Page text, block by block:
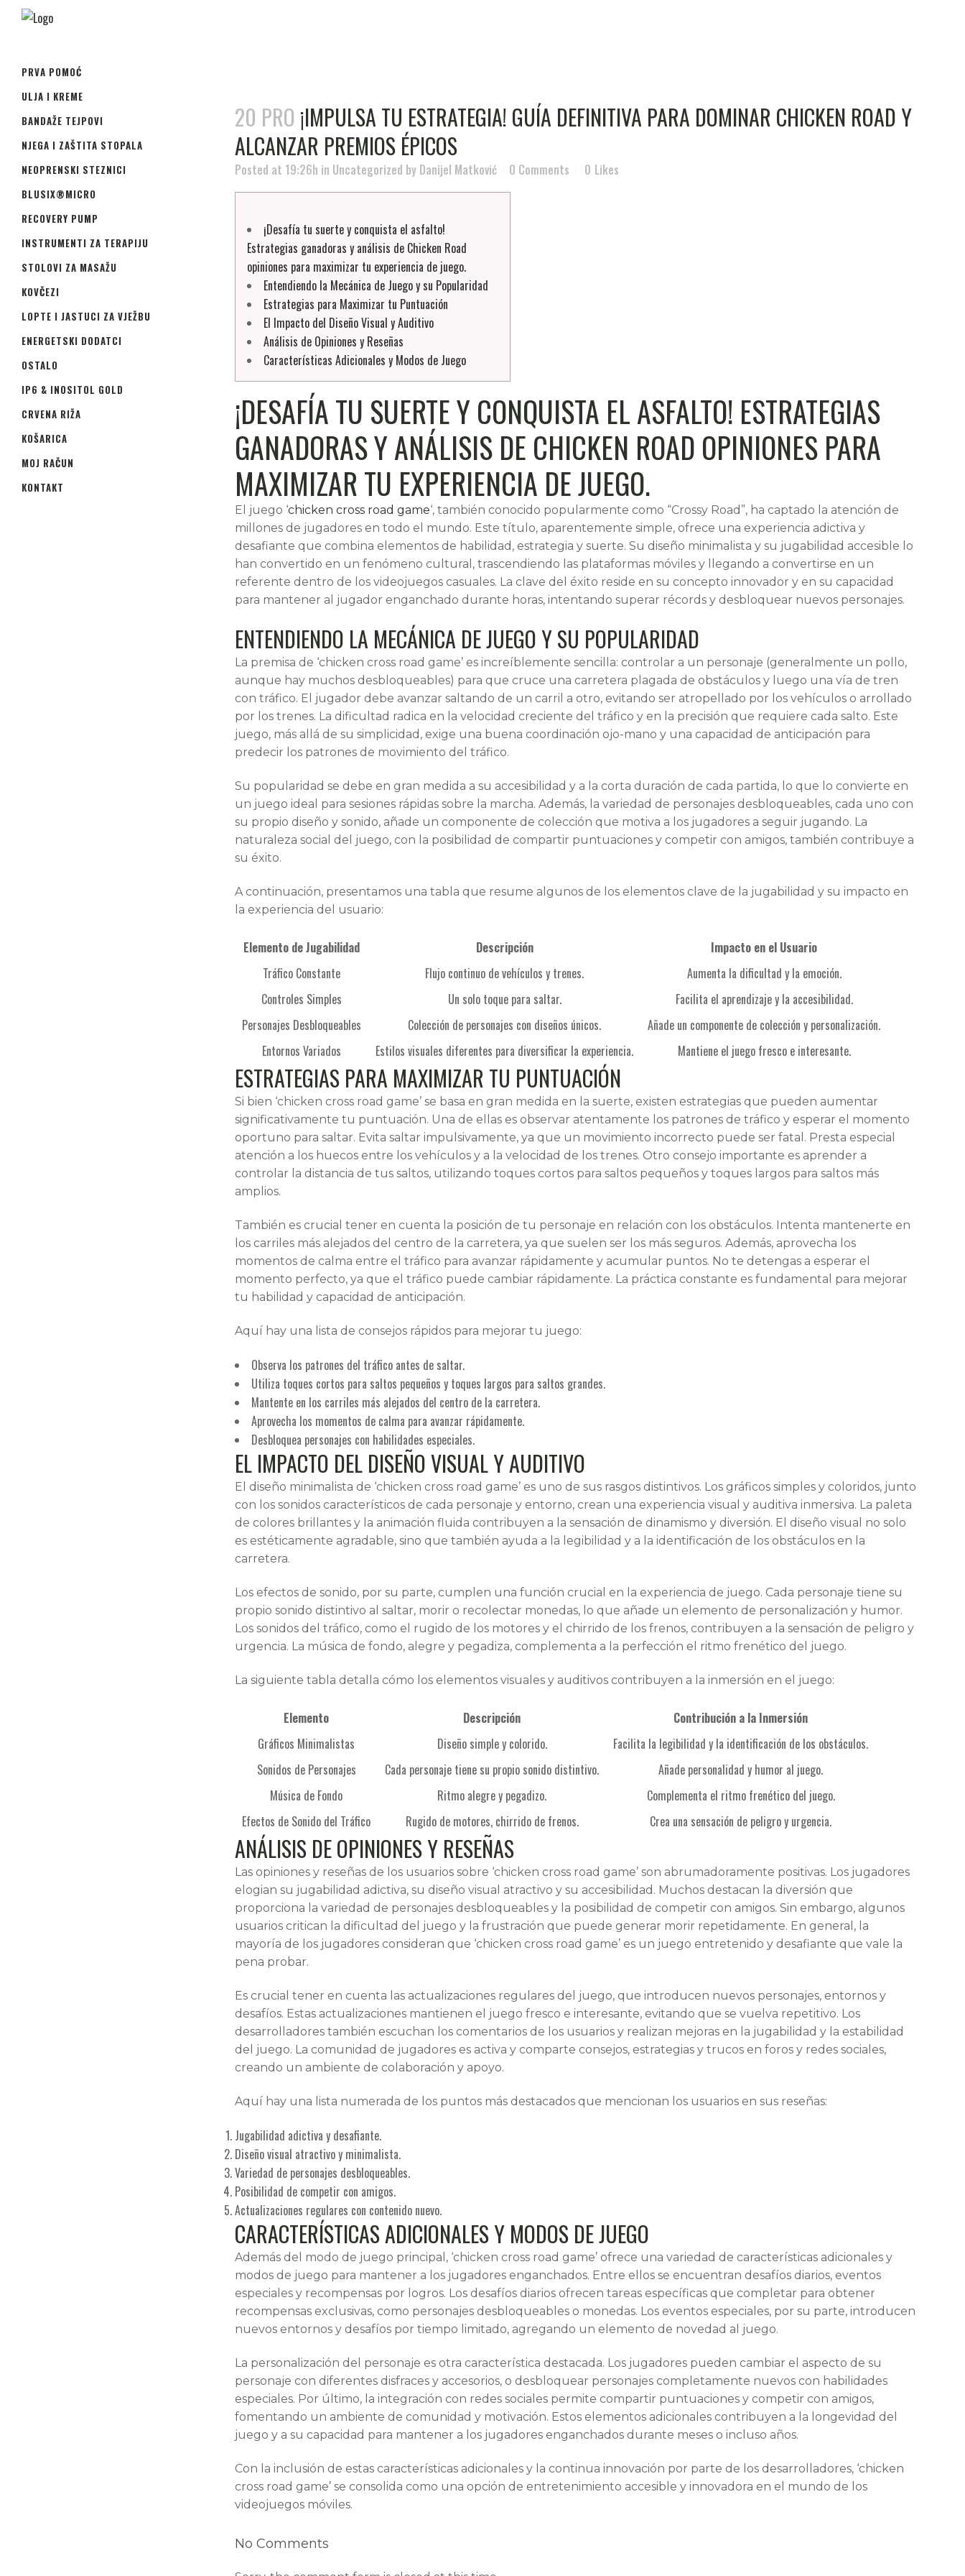
PRVA POMOĆ
ULJA I KREME
BANDAŽE TEJPOVI
NJEGA I ZAŠTITA STOPALA
NEOPRENSKI STEZNICI
BLUSIX®MICRO
RECOVERY PUMP
INSTRUMENTI ZA TERAPIJU
STOLOVI ZA MASAŽU
KOVČEZI
LOPTE I JASTUCI ZA VJEŽBU
ENERGETSKI DODATCI
OSTALO
IP6 & INOSITOL GOLD
CRVENA RIŽA
KOŠARICA
MOJ RAČUN
KONTAKT
20 PRO ¡IMPULSA TU ESTRATEGIA! GUÍA DEFINITIVA PARA DOMINAR CHICKEN ROAD Y
ALCANZAR PREMIOS ÉPICOS
Posted at 19:26h in Uncategorized by Danijel Matković 0 Comments 0 Likes
¡Desafía tu suerte y conquista el asfalto!
Estrategias ganadoras y análisis de Chicken Road
opiniones para maximizar tu experiencia de juego.
Entendiendo la Mecánica de Juego y su Popularidad
Estrategias para Maximizar tu Puntuación
El Impacto del Diseño Visual y Auditivo
Análisis de Opiniones y Reseñas
Características Adicionales y Modos de Juego
¡DESAFÍA TU SUERTE Y CONQUISTA EL ASFALTO! ESTRATEGIAS
GANADORAS Y ANÁLISIS DE CHICKEN ROAD OPINIONES PARA
MAXIMIZAR TU EXPERIENCIA DE JUEGO.
El juego ‘chicken cross road game‘, también conocido popularmente como “Crossy Road”, ha captado la atención de
millones de jugadores en todo el mundo. Este título, aparentemente simple, ofrece una experiencia adictiva y
desafiante que combina elementos de habilidad, estrategia y suerte. Su diseño minimalista y su jugabilidad accesible lo
han convertido en un fenómeno cultural, trascendiendo las plataformas móviles y llegando a convertirse en un
referente dentro de los videojuegos casuales. La clave del éxito reside en su concepto innovador y en su capacidad
para mantener al jugador enganchado durante horas, intentando superar récords y desbloquear nuevos personajes.
ENTENDIENDO LA MECÁNICA DE JUEGO Y SU POPULARIDAD
La premisa de ‘chicken cross road game’ es increíblemente sencilla: controlar a un personaje (generalmente un pollo,
aunque hay muchos desbloqueables) para que cruce una carretera plagada de obstáculos y luego una vía de tren
con tráfico. El jugador debe avanzar saltando de un carril a otro, evitando ser atropellado por los vehículos o arrollado
por los trenes. La dificultad radica en la velocidad creciente del tráfico y en la precisión que requiere cada salto. Este
juego, más allá de su simplicidad, exige una buena coordinación ojo-mano y una capacidad de anticipación para
predecir los patrones de movimiento del tráfico.
Su popularidad se debe en gran medida a su accesibilidad y a la corta duración de cada partida, lo que lo convierte en
un juego ideal para sesiones rápidas sobre la marcha. Además, la variedad de personajes desbloqueables, cada uno con
su propio diseño y sonido, añade un componente de colección que motiva a los jugadores a seguir jugando. La
naturaleza social del juego, con la posibilidad de compartir puntuaciones y competir con amigos, también contribuye a
su éxito.
A continuación, presentamos una tabla que resume algunos de los elementos clave de la jugabilidad y su impacto en
la experiencia del usuario:
Elemento de Jugabilidad Descripción
Impacto en el Usuario
Tráfico Constante
Flujo continuo de vehículos y trenes.
Aumenta la dificultad y la emoción.
Controles Simples
Un solo toque para saltar.
Facilita el aprendizaje y la accesibilidad.
Personajes Desbloqueables
Colección de personajes con diseños únicos.
Añade un componente de colección y personalización.
Entornos Variados
Estilos visuales diferentes para diversificar la experiencia. Mantiene el juego fresco e interesante.
ESTRATEGIAS PARA MAXIMIZAR TU PUNTUACIÓN
Si bien ‘chicken cross road game’ se basa en gran medida en la suerte, existen estrategias que pueden aumentar
significativamente tu puntuación. Una de ellas es observar atentamente los patrones de tráfico y esperar el momento
oportuno para saltar. Evita saltar impulsivamente, ya que un movimiento incorrecto puede ser fatal. Presta especial
atención a los huecos entre los vehículos y a la velocidad de los trenes. Otro consejo importante es aprender a
controlar la distancia de tus saltos, utilizando toques cortos para saltos pequeños y toques largos para saltos más
amplios.
También es crucial tener en cuenta la posición de tu personaje en relación con los obstáculos. Intenta mantenerte en
los carriles más alejados del centro de la carretera, ya que suelen ser los más seguros. Además, aprovecha los
momentos de calma entre el tráfico para avanzar rápidamente y acumular puntos. No te detengas a esperar el
momento perfecto, ya que el tráfico puede cambiar rápidamente. La práctica constante es fundamental para mejorar
tu habilidad y capacidad de anticipación.
Aquí hay una lista de consejos rápidos para mejorar tu juego:
Observa los patrones del tráfico antes de saltar.
Utiliza toques cortos para saltos pequeños y toques largos para saltos grandes.
Mantente en los carriles más alejados del centro de la carretera.
Aprovecha los momentos de calma para avanzar rápidamente.
Desbloquea personajes con habilidades especiales.
EL IMPACTO DEL DISEÑO VISUAL Y AUDITIVO
El diseño minimalista de ‘chicken cross road game’ es uno de sus rasgos distintivos. Los gráficos simples y coloridos, junto
con los sonidos característicos de cada personaje y entorno, crean una experiencia visual y auditiva inmersiva. La paleta
de colores brillantes y la animación fluida contribuyen a la sensación de dinamismo y diversión. El diseño visual no solo
es estéticamente agradable, sino que también ayuda a la legibilidad y a la identificación de los obstáculos en la
carretera.
Los efectos de sonido, por su parte, cumplen una función crucial en la experiencia de juego. Cada personaje tiene su
propio sonido distintivo al saltar, morir o recolectar monedas, lo que añade un elemento de personalización y humor.
Los sonidos del tráfico, como el rugido de los motores y el chirrido de los frenos, contribuyen a la sensación de peligro y
urgencia. La música de fondo, alegre y pegadiza, complementa a la perfección el ritmo frenético del juego.
La siguiente tabla detalla cómo los elementos visuales y auditivos contribuyen a la inmersión en el juego:
Elemento Descripción
Contribución a la Inmersión
Gráficos Minimalistas
Diseño simple y colorido.
Facilita la legibilidad y la identificación de los obstáculos.
Sonidos de Personajes
Cada personaje tiene su propio sonido distintivo.
Añade personalidad y humor al juego.
Música de Fondo
Ritmo alegre y pegadizo.
Complementa el ritmo frenético del juego.
Efectos de Sonido del Tráfico
Rugido de motores, chirrido de frenos. Crea una sensación de peligro y urgencia.
ANÁLISIS DE OPINIONES Y RESEÑAS
Las opiniones y reseñas de los usuarios sobre ‘chicken cross road game’ son abrumadoramente positivas. Los jugadores
elogian su jugabilidad adictiva, su diseño visual atractivo y su accesibilidad. Muchos destacan la diversión que
proporciona la variedad de personajes desbloqueables y la posibilidad de competir con amigos. Sin embargo, algunos
usuarios critican la dificultad del juego y la frustración que puede generar morir repetidamente. En general, la
mayoría de los jugadores consideran que ‘chicken cross road game’ es un juego entretenido y desafiante que vale la
pena probar.
Es crucial tener en cuenta las actualizaciones regulares del juego, que introducen nuevos personajes, entornos y
desafíos. Estas actualizaciones mantienen el juego fresco e interesante, evitando que se vuelva repetitivo. Los
desarrolladores también escuchan los comentarios de los usuarios y realizan mejoras en la jugabilidad y la estabilidad
del juego. La comunidad de jugadores es activa y comparte consejos, estrategias y trucos en foros y redes sociales,
creando un ambiente de colaboración y apoyo.
Aquí hay una lista numerada de los puntos más destacados que mencionan los usuarios en sus reseñas:
Jugabilidad adictiva y desafiante.
Diseño visual atractivo y minimalista.
Variedad de personajes desbloqueables.
Posibilidad de competir con amigos.
Actualizaciones regulares con contenido nuevo.
CARACTERÍSTICAS ADICIONALES Y MODOS DE JUEGO
Además del modo de juego principal, ‘chicken cross road game’ ofrece una variedad de características adicionales y
modos de juego para mantener a los jugadores enganchados. Entre ellos se encuentran desafíos diarios, eventos
especiales y recompensas por logros. Los desafíos diarios ofrecen tareas específicas que completar para obtener
recompensas exclusivas, como personajes desbloqueables o monedas. Los eventos especiales, por su parte, introducen
nuevos entornos y desafíos por tiempo limitado, agregando un elemento de novedad al juego.
La personalización del personaje es otra característica destacada. Los jugadores pueden cambiar el aspecto de su
personaje con diferentes disfraces y accesorios, o desbloquear personajes completamente nuevos con habilidades
especiales. Por último, la integración con redes sociales permite compartir puntuaciones y competir con amigos,
fomentando un ambiente de comunidad y motivación. Estos elementos adicionales contribuyen a la longevidad del
juego y a su capacidad para mantener a los jugadores enganchados durante meses o incluso años.
Con la inclusión de estas características adicionales y la continua innovación por parte de los desarrolladores, ‘chicken
cross road game’ se consolida como una opción de entretenimiento accesible y innovadora en el mundo de los
videojuegos móviles.
No Comments